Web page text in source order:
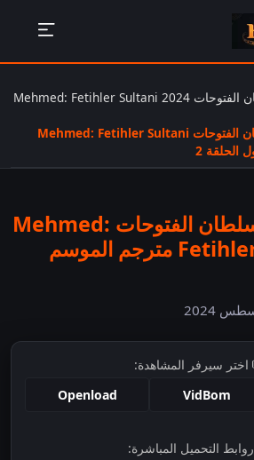
مسلسل محمد سلطان الفتوحات Mehmed: Fetihler Sultani 2024
مسلسل محمد سلطان الفتوحات Mehmed: Fetihler Sultani
مسلسل محمد سلطان الفتوحات Mehmed:
Fetihler Sultani 2024 مترجم الموسم
اختر سيرفر المشاهدة:
VidBom
Openload
اضغط للمشاهدة
روابط التحميل المباشرة: